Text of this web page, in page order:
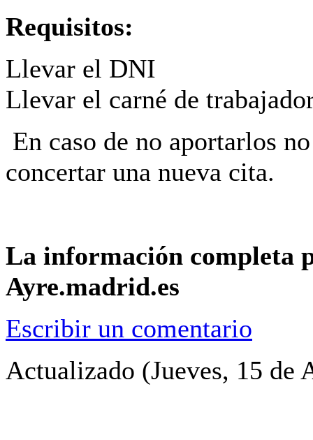
Requisitos:
Llevar el DNI
Llevar el carné de
En caso de no aportarlos
concertar una nueva cita.
La información completa
Ayre.madrid.es
Escribir un comentario
Actualizado (Jueves, 15 de